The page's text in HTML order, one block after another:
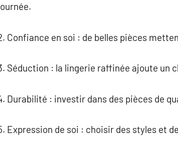
Confiance en soi : de belles pièces
Séduction : la lingerie raffinée ajoute un
Durabilité : investir dans des pièces de
Expression de soi : choisir des styles et